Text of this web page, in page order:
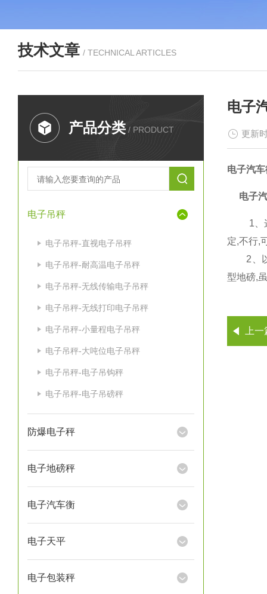
技术文章 / TECHNICAL ARTICLES
产品分类 / PRODUCT
电子吊秤
电子吊秤-直视电子吊秤
电子吊秤-耐高温电子吊秤
电子吊秤-无线传输电子吊秤
电子吊秤-无线打印电子吊秤
电子吊秤-小量程电子吊秤
电子吊秤-大吨位电子吊秤
电子吊秤-电子吊钩秤
电子吊秤-电子吊磅秤
防爆电子秤
电子地磅秤
电子汽车衡
电子天平
电子包装秤
电子
更新
电子汽车
电子
1、这
定,不行,
2、以
型地磅,
上